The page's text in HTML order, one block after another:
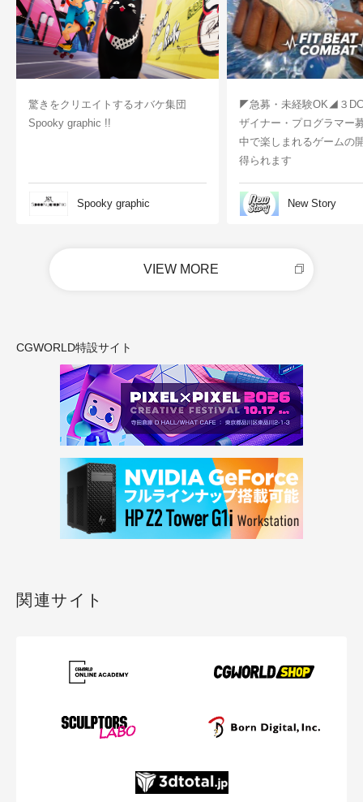
驚きをクリエイトするオバケ集団
Spooky graphic !!
Spooky graphic
◤急募・未経験OK◢３
ザイナー・プログラマー
中で楽しまれるゲームの
得られます
New Story
VIEW MORE
CGWORLD特設サイト
関連サイト